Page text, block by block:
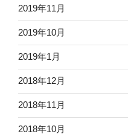
2019年11月
2019年10月
2019年1月
2018年12月
2018年11月
2018年10月